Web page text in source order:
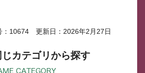
：10674 更新日：2026年2月27日
じカテゴリから探す